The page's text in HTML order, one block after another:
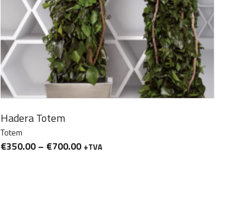
Hadera Totem
Totem
€350.00– €700.00 +TVA